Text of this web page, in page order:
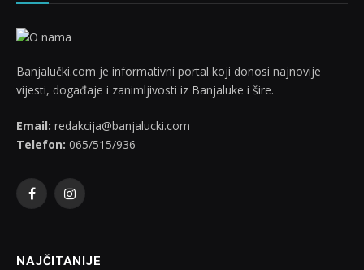
Banjalučki.com je informativni portal koji donosi najnovije
vijesti, događaje i zanimljivosti iz Banjaluke i šire.
Email: redakcija@banjalucki.com
Telefon: 065/515/936
FacebookInstagram
NAJČITANIJE